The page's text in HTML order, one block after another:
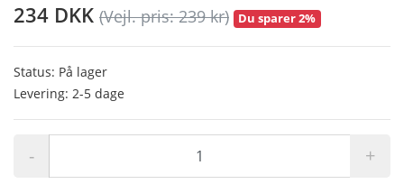
234 DKK (Vejl. pris: 239 kr) Du sparer 2%
Status: På lager
Levering: 2-5 dage
- +